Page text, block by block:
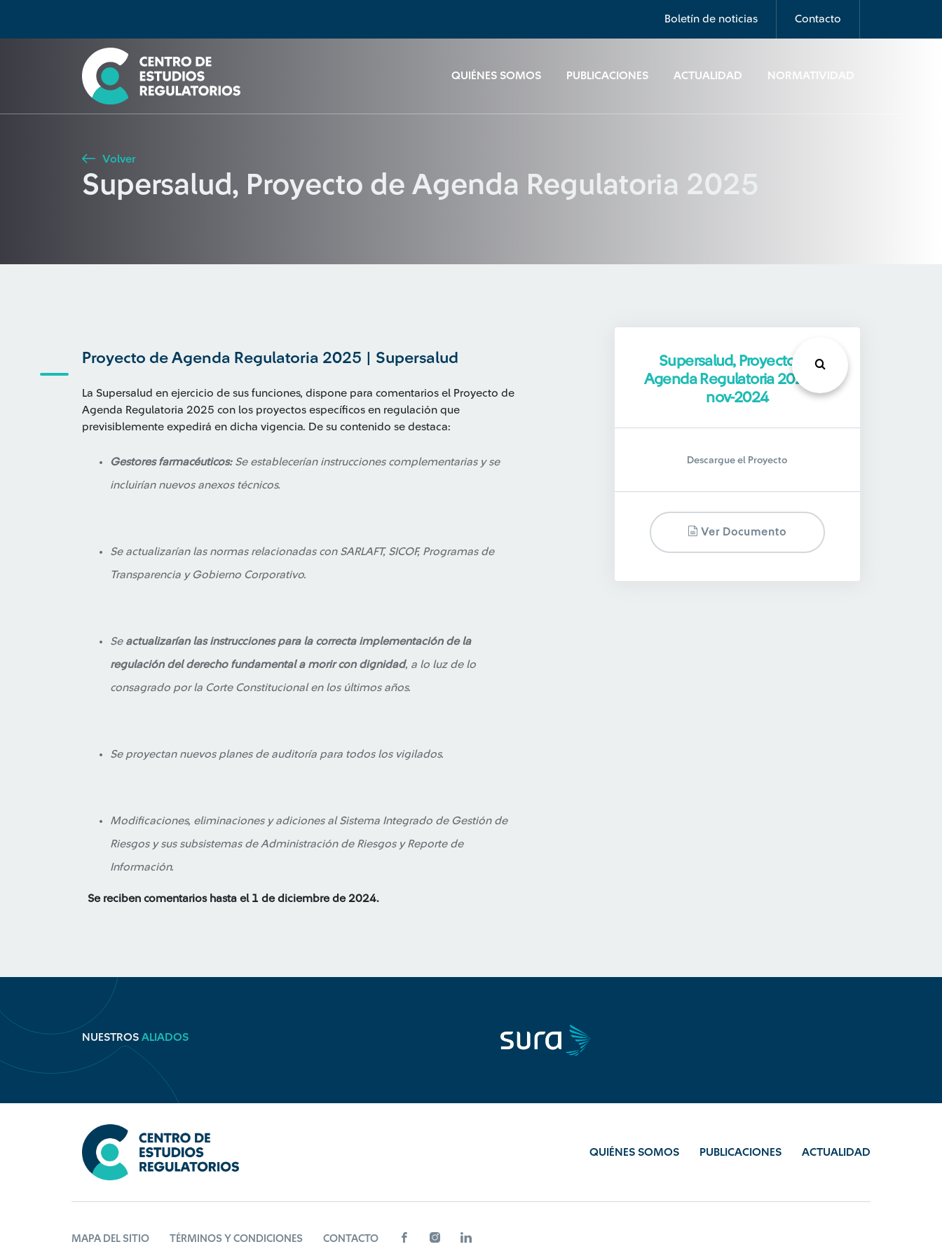
Boletín de noticias Contacto
QUIÉNES SOMOS PUBLICACIONES ACTUALIDAD NORMATIVIDAD
Seleccione país
Buscar
Volver
Supersalud, Proyecto de Agenda Regulatoria 2025
Proyecto de Agenda Regulatoria 2025 | Supersalud
La Supersalud en ejercicio de sus funciones, dispone para comentarios el Proyecto de
Agenda Regulatoria 2025 con los proyectos específicos en regulación que
previsiblemente expedirá en dicha vigencia. De su contenido se destaca:
Gestores farmacéuticos:Se establecerían instrucciones complementarias y se
incluirían nuevos anexos técnicos.
Se actualizarían las normas relacionadas con SARLAFT, SICOF, Programas de
Transparencia y Gobierno Corporativo.
Se actualizarían las instrucciones para la correcta implementación de la
regulación del derecho fundamental a morir con dignidad, a lo luz de lo
consagrado por la Corte Constitucional en los últimos años.
Se proyectan nuevos planes de auditoría para todos los vigilados.
Modificaciones, eliminaciones y adiciones al Sistema Integrado de Gestión de
Riesgos y sus subsistemas de Administración de Riesgos y Reporte de
Información.
Se reciben comentarios hasta el 1 de diciembre de 2024.
Supersalud, Proyecto de
Agenda Regulatoria 2025, 1-
nov-2024
Descargue el Proyecto
Ver Documento
NUESTROS ALIADOS
QUIÉNES SOMOS PUBLICACIONES ACTUALIDAD
MAPA DEL SITIO TÉRMINOS Y CONDICIONES CONTACTO